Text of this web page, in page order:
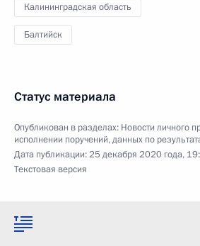
Калининградская область
Балтийск
Статус материала
Опубликован в разделах: Новости личного
исполнении поручений, данных по
Дата публикации:25 декабря 2020 года,
Текстовая версия